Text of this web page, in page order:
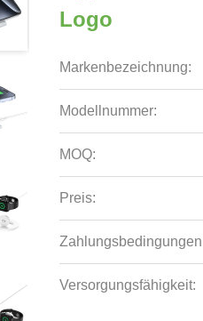
Logo
Markenbezeichnung:
Modellnummer:
MOQ:
Preis:
Versorgungsfähigkeit: